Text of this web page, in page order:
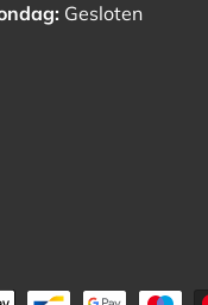
Gesloten